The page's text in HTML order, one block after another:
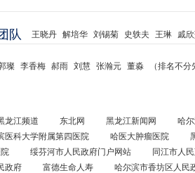
队 王晓丹 解培华 刘锡菊 史轶夫 王琳 戚
璨 李香梅 郝雨 刘慧 张瀚元 董淼 （排名不
龙江频道 东北网 黑龙江新闻网
哈
医科大学附属第四医院 哈医大肿瘤医院
绥芬河市人民政府门户网站
同江市人
政府 富德生命人寿
哈尔滨市香坊区人民